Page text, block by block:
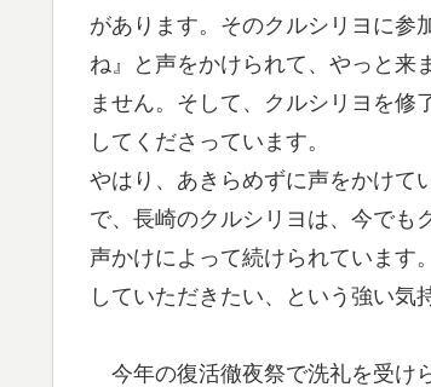
があります。そのクルシリヨに参
ね』と声をかけられて、やっと来
ません。そして、クルシリヨを修
してくださっています。
やはり、あきらめずに声をかけて
で、長崎のクルシリヨは、今でも
声かけによって続けられています
していただきたい、という強い気
今年の復活徹夜祭で洗礼を受け